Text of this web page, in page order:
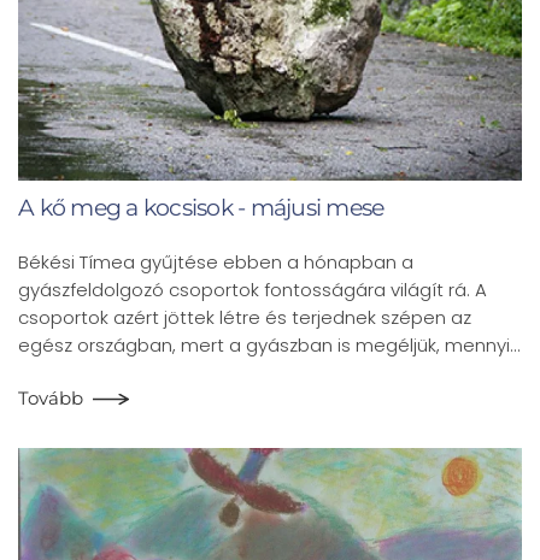
A kő meg a kocsisok - májusi mese
Békési Tímea gyűjtése ebben a hónapban a
gyászfeldolgozó csoportok fontosságára világít rá. A
csoportok azért jöttek létre és terjednek szépen az
egész országban, mert a gyászban is megéljük, mennyi…
Tovább